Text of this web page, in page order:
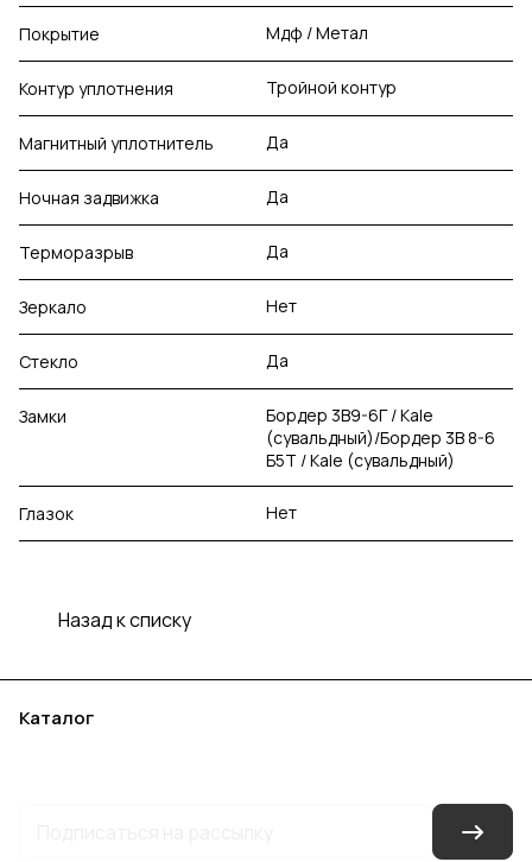
Покрытие Мдф / Метал
Контур уплотнения Тройной контур
Магнитный уплотнитель Да
Ночная задвижка Да
Терморазрыв Да
Зеркало Нет
Стекло Да
Замки
Бордер 3В9-6Г / Kale
(сувальдный)/Бордер 3В 8-6
Б5Т / Kale (сувальдный)
Глазок Нет
Назад к списку
Каталог